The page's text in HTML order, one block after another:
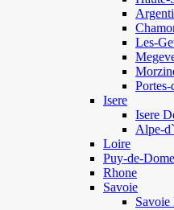
Les-
Isere
Isere
Alpe-
Loire
Puy-de-Dome
Rhone
Savoie
Savoie